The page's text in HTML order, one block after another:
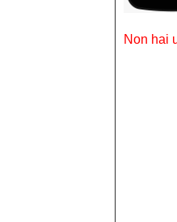
Non hai